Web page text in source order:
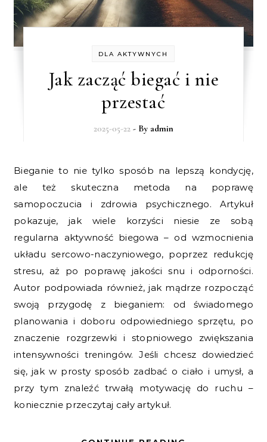
DLA AKTYWNYCH
Jak zacząć biegać i nie
przestać
2025-05-22 - By admin
Bieganie to nie tylko sposób na lepszą kondycję,
ale też skuteczna metoda na poprawę
samopoczucia i zdrowia psychicznego. Artykuł
pokazuje, jak wiele korzyści niesie ze sobą
regularna aktywność biegowa – od wzmocnienia
układu sercowo-naczyniowego, poprzez redukcję
stresu, aż po poprawę jakości snu i odporności.
Autor podpowiada również, jak mądrze rozpocząć
swoją przygodę z bieganiem: od świadomego
planowania i doboru odpowiedniego sprzętu, po
znaczenie rozgrzewki i stopniowego zwiększania
intensywności treningów. Jeśli chcesz dowiedzieć
się, jak w prosty sposób zadbać o ciało i umysł, a
przy tym znaleźć trwałą motywację do ruchu –
koniecznie przeczytaj cały artykuł.